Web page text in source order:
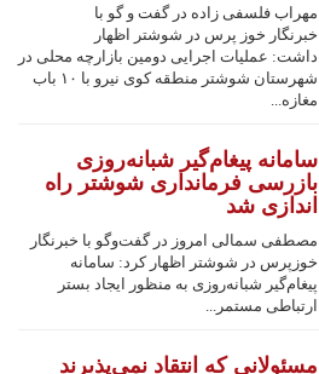
مهراب فلسفی زاده در گفت و گو با
خبرنگار خوز پرس در شوشتر اظهار
داشت: عملیات اجرایی دومین بازارچه محلی در
شهرستان شوشتر منطقه کوی نیرو با ۱۰ باب
مغازه...
سامانه پیغام‌گیر شبانه‌روزی
بازرسی فرمانداری شوشتر راه
اندازی شد
مصطفی سمالی امروز در گفت‌وگو با خبرنگار
خوزپرس در شوشتر اظهار کرد: سامانه
پیغام‌گیر شبانه‌روزی به منظور ایجاد بستر
ارتباطی مستمر...
مسئولانی که انتقاد نمی‌پذیرند